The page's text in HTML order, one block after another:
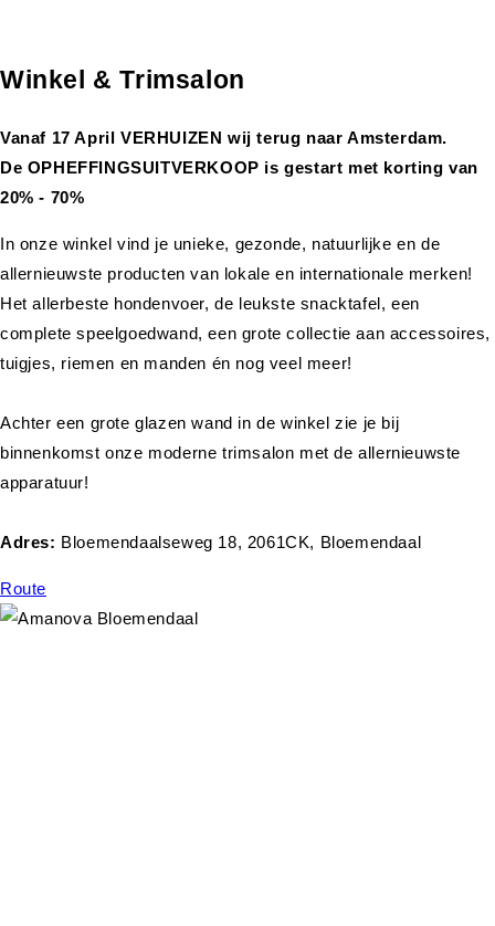
Winkel & Trimsalon
Vanaf 17 April VERHUIZEN wij terug naar Amsterdam.
De OPHEFFINGSUITVERKOOP is gestart met korting van
20% - 70%
In onze winkel vind je unieke, gezonde, natuurlijke en de
allernieuwste producten van lokale en internationale merken!
Het allerbeste hondenvoer, de leukste snacktafel, een
complete speelgoedwand, een grote collectie aan accessoires,
tuigjes, riemen en manden én nog veel meer!
Achter een grote glazen wand in de winkel zie je bij
binnenkomst onze moderne trimsalon met de allernieuwste
apparatuur!
Adres: Bloemendaalseweg 18, 2061CK, Bloemendaal
Route